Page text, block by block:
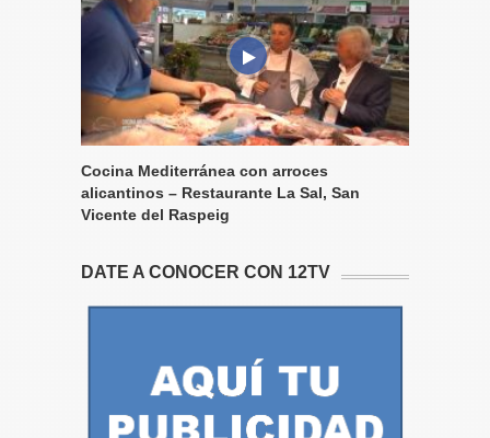
Cocina Mediterránea con arroces
alicantinos – Restaurante La Sal, San
Vicente del Raspeig
DATE A CONOCER CON 12TV